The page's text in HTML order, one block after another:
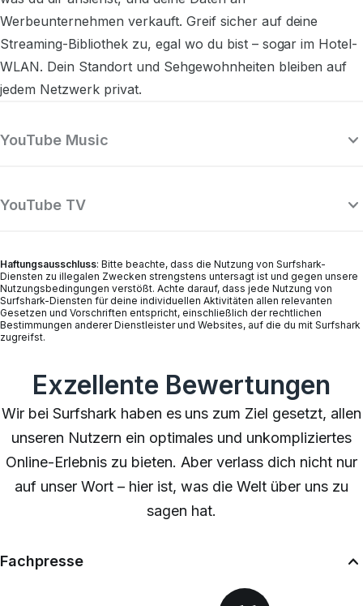
Werbeunternehmen verkauft. Greif sicher auf deine
Streaming-Bibliothek zu, egal wo du bist – sogar im Hotel-
WLAN. Dein Standort und Sehgewohnheiten bleiben auf
jedem Netzwerk privat.
YouTube Music
YouTube TV
Haftungsausschluss: Bitte beachte, dass die Nutzung von Surfshark-
Diensten zu illegalen Zwecken strengstens untersagt ist und gegen unsere
Nutzungsbedingungen verstößt. Achte darauf, dass jede Nutzung von
Surfshark-Diensten für deine individuellen Aktivitäten allen relevanten
Gesetzen und Vorschriften entspricht, einschließlich der rechtlichen
Bestimmungen anderer Dienstleister und Websites, auf die du mit Surfshark
zugreifst.
Exzellente Bewertungen
Wir bei Surfshark haben es uns zum Ziel gesetzt, allen
unseren Nutzern ein optimales und unkompliziertes
Online-Erlebnis zu bieten. Aber verlass dich nicht nur
auf unser Wort – hier ist, was die Welt über uns zu
sagen hat.
Fachpresse